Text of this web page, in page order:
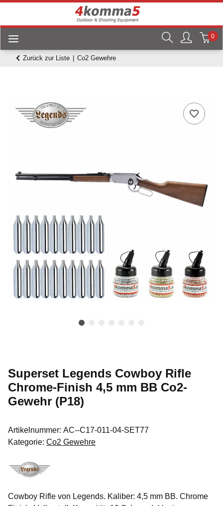
0
Zurück zur Liste Co2 Gewehre
Superset Legends Cowboy Rifle
Chrome-Finish 4,5 mm BB Co2-
Gewehr (P18)
Artikelnummer: AC--C17-011-04-SET77
Kategorie: Co2 Gewehre
Cowboy Rifle von Legends. Kaliber: 4,5 mm BB. Chrome